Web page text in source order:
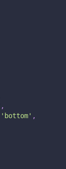
,
'bottom' ,